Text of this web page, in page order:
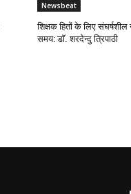
Newsbeat
शिक्षक हितों के लिए
समय: डॉ. शरदेन्दु त्रिपाठी